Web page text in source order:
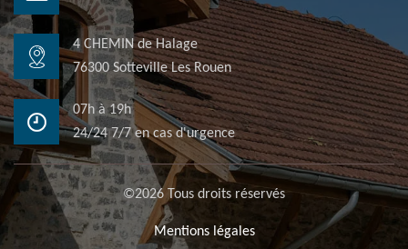
4 CHEMIN de Halage
76300 Sotteville Les Rouen
07h à 19h
24/24 7/7 en cas d'urgence
©2026 Tous droits réservés
Mentions légales